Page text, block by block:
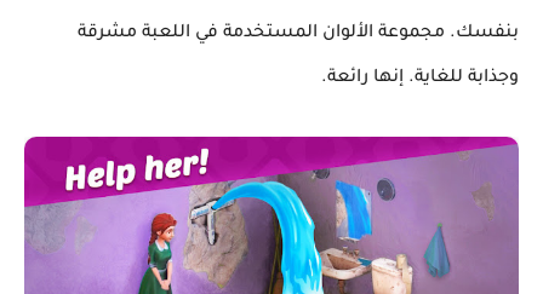
بنفسك. مجموعة الألوان المستخدمة في اللعبة مشرقة
وجذابة للغاية. إنها رائعة.